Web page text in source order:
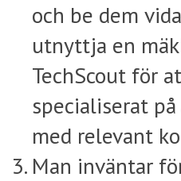
och be dem
utnyttja en
TechScout för
specialiserat
med relevant
Man inväntar